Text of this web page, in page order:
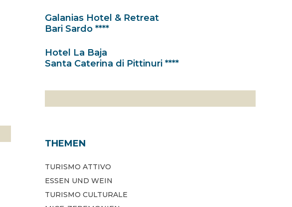
Galanias Hotel & Retreat
Bari Sardo ****
Hotel La Baja
Santa Caterina di Pittinuri ****
THEMEN
TURISMO ATTIVO
ESSEN UND WEIN
TURISMO CULTURALE